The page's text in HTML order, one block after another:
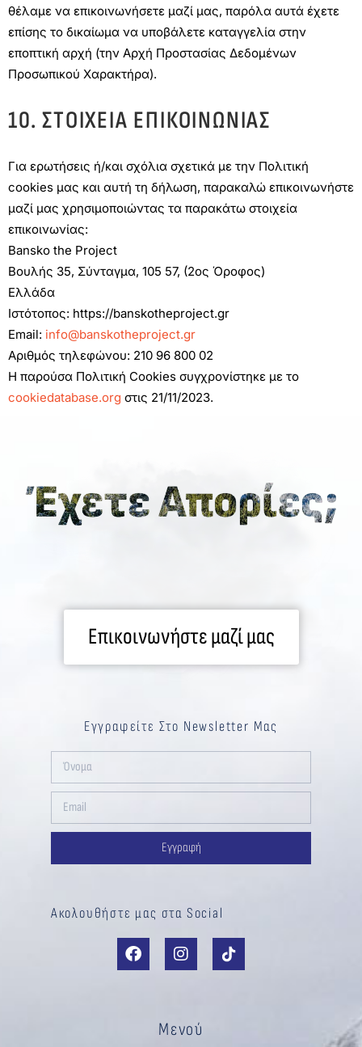
θέλαμε να επικοινωνήσετε μαζί μας, παρόλα αυτά έχετε
επίσης το δικαίωμα να υποβάλετε καταγγελία στην
εποπτική αρχή (την Αρχή Προστασίας Δεδομένων
Προσωπικού Χαρακτήρα).
10. ΣΤΟΙΧΕΊΑ ΕΠΙΚΟΙΝΩΝΊΑΣ
Για ερωτήσεις ή/και σχόλια σχετικά με την Πολιτική
cookies μας και αυτή τη δήλωση, παρακαλώ επικοινωνήστε
μαζί μας χρησιμοποιώντας τα παρακάτω στοιχεία
επικοινωνίας:
Bansko the Project
Βουλής 35, Σύνταγμα, 105 57, (2ος Όροφος)
Ελλάδα
Ιστότοπος: https://banskotheproject.gr
Email: info@banskotheproject.gr
Αριθμός τηλεφώνου: 210 96 800 02
Η παρούσα Πολιτική Cookies συγχρονίστηκε με το
cookiedatabase.org στις 21/11/2023.
Επικοινωνήστε μαζί μας
Εγγραφείτε Στο Newsletter Μας
Εγγραφή
Ακολουθήστε μας στα Social
Μενού